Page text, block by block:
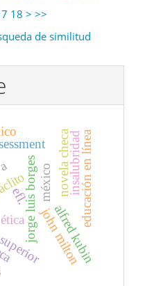
18 > >>
de similitud
jorge luis borgesjohn milton
ética
méxico
alfred kubin
novela checa
efl. educación en línea
insalubridad